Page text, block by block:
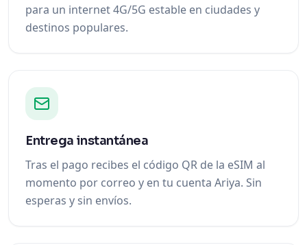
para un internet 4G/5G estable en ciudades y
destinos populares.
Entrega instantánea
Tras el pago recibes el código QR de la eSIM al
momento por correo y en tu cuenta Ariya. Sin
esperas y sin envíos.